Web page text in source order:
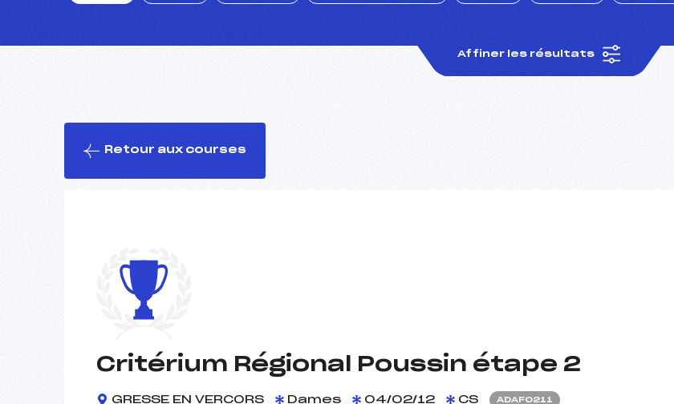
Affiner les résultats
Retour aux courses
Critérium Régional Poussin étape 2
GRESSE EN VERCORS Dames 04/02/12 CS ADAF0211